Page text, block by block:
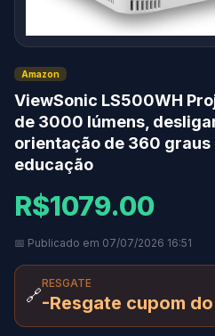
Amazon
ViewSonic LS500WH
de 3000 lúmens,
orientação de 360 graus
educação
R$1079.00
📅 Publicado em 07/07/2026 16:51
🔗
RESGATE
-Resgate cupom